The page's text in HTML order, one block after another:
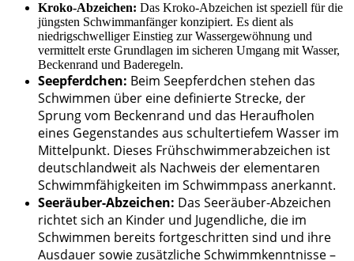
Kroko-Abzeichen: Das Kroko-Abzeichen ist speziell für die
jüngsten Schwimmanfänger konzipiert. Es dient als
niedrigschwelliger Einstieg zur Wassergewöhnung und
vermittelt erste Grundlagen im sicheren Umgang mit Wasser,
Beckenrand und Baderegeln.
Seepferdchen: Beim Seepferdchen stehen das
Schwimmen über eine definierte Strecke, der
Sprung vom Beckenrand und das Heraufholen
eines Gegenstandes aus schultertiefem Wasser im
Mittelpunkt. Dieses Frühschwimmerabzeichen ist
deutschlandweit als Nachweis der elementaren
Schwimmfähigkeiten im Schwimmpass anerkannt.
Seeräuber-Abzeichen: Das Seeräuber-Abzeichen
richtet sich an Kinder und Jugendliche, die im
Schwimmen bereits fortgeschritten sind und ihre
Ausdauer sowie zusätzliche Schwimmkenntnisse –